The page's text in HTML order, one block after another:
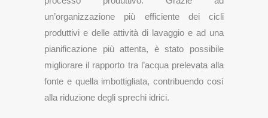
un’organizzazione più efficiente dei cicli
produttivi e delle attività di lavaggio e ad una
pianificazione più attenta, è stato possibile
migliorare il rapporto tra l’acqua prelevata alla
fonte e quella imbottigliata, contribuendo così
alla riduzione degli sprechi idrici.